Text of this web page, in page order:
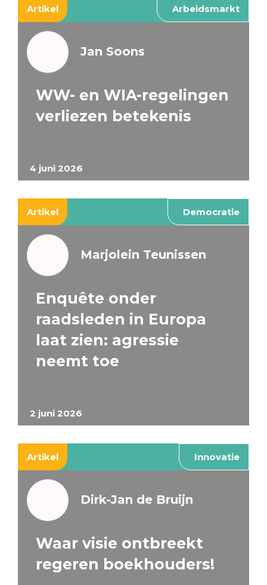
Artikel Arbeidsmarkt
4 juni 2026
Jan Soons
WW- en WIA-regelingen
verliezen betekenis
Artikel Democratie
2 juni 2026
Marjolein Teunissen
Enquête onder
raadsleden in Europa
laat zien: agressie
neemt toe
Artikel Innovatie
Dirk-Jan de Bruijn
Waar visie ontbreekt
regeren boekhouders!